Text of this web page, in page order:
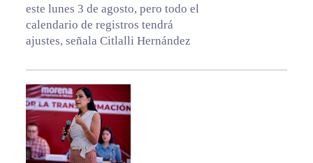
este lunes 3 de agosto, pero todo el
calendario de registros tendrá
ajustes, señala Citlalli Hernández